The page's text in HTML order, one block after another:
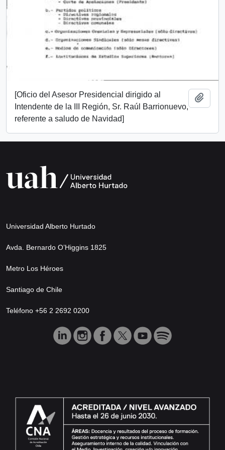
[Oficio del Asesor Presidencial dirigido al
Intendente de la III Región, Sr. Raúl Barrionuevo,
referente a saludo de Navidad]
Universidad Alberto Hurtado
Avda. Bernardo O’Higgins 1825
Metro Los Héroes
Santiago de Chile
Teléfono +56 2 2692 0200